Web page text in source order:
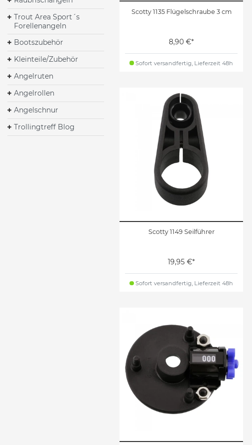
Trout Area Sport´s
Forellenangeln
Bootszubehör
Kleinteile/Zubehör
Angelruten
Angelrollen
Angelschnur
Trollingtreff Blog
Scotty 1135 Flügelschraube 3 cm
8,90 €*
Sofort versandfertig, Lieferzeit 48h
Scotty 1149 Seilführer
19,95 €*
Sofort versandfertig, Lieferzeit 48h